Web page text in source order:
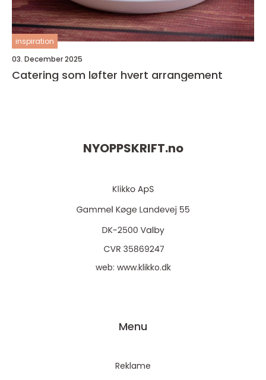
inspiration
03. December 2025
Catering som løfter hvert arrangement
NYOPPSKRIFT.no
web: www.klikko.dk
Menu
Reklame